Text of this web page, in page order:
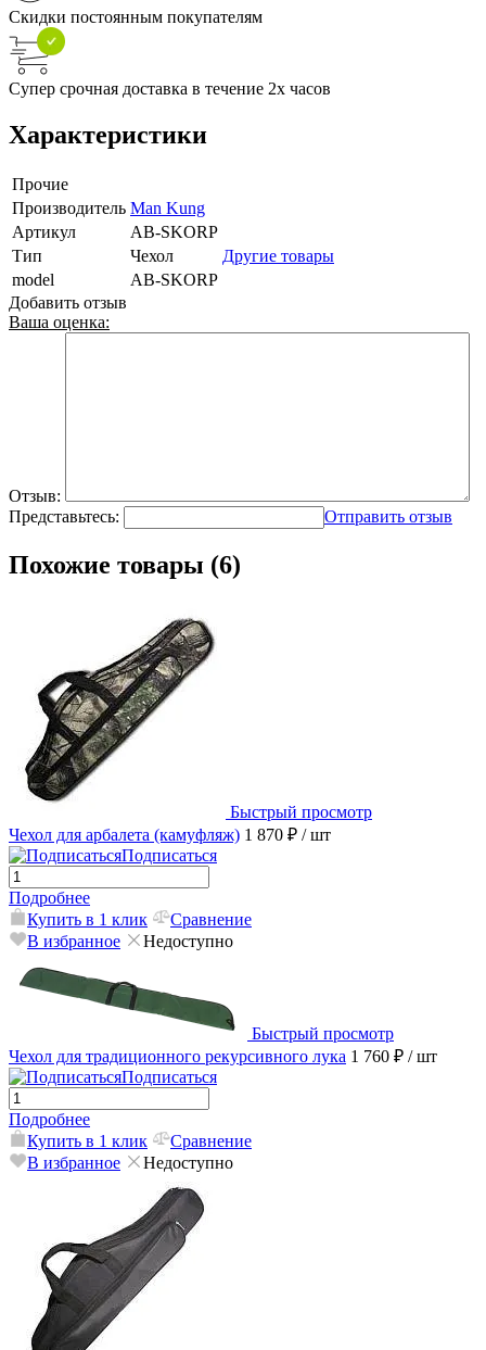
Скидки постоянным покупателям
Супер срочная доставка в течение 2х часов
Характеристики
Прочие
Производитель Man Kung
Артикул
AB-SKORP
Тип
Чехол
Другие товары
model
AB-SKORP
Добавить отзыв
Ваша оценка:
Отзыв:
Представьтесь:
Отправить отзыв
Похожие товары (6)
Быстрый просмотр
Чехол для арбалета (камуфляж) 1 870 ₽ / шт
Подписаться
Подробнее
Купить в 1 клик
Сравнение
В избранное
Недоступно
Быстрый просмотр
Чехол для традиционного рекурсивного лука 1 760 ₽ / шт
Подписаться
Подробнее
Купить в 1 клик
Сравнение
В избранное
Недоступно